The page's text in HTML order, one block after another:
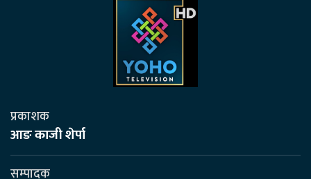
प्रकाशक
आङ काजी शेर्पा
सम्पादक